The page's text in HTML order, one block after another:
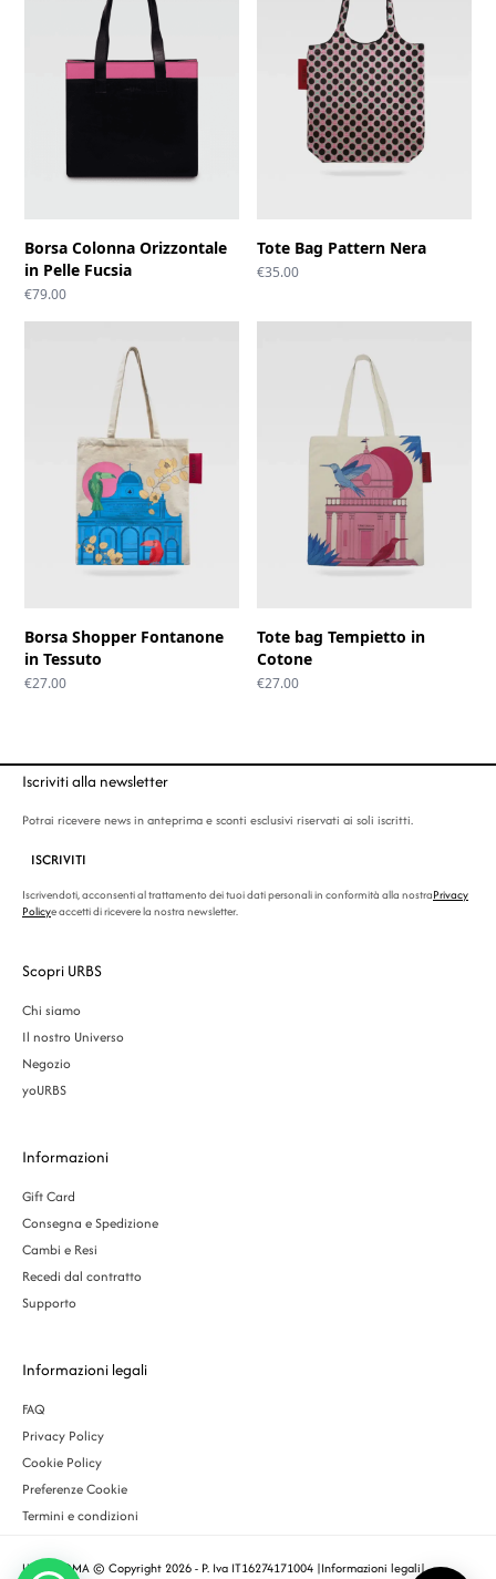
Borsa Colonna Orizzontale
in Pelle Fucsia
€79.00
Tote Bag Pattern Nera
€35.00
Borsa Shopper Fontanone
in Tessuto
€27.00
Tote bag Tempietto in
Cotone
€27.00
Iscriviti alla newsletter
Potrai ricevere news in anteprima e sconti esclusivi riservati ai soli iscritti.
ISCRIVITI
Iscrivendoti, acconsenti al trattamento dei tuoi dati personali in conformità alla nostraPrivacy
Policye accetti di ricevere la nostra newsletter.
Scopri URBS
Chi siamo
Il nostro Universo
Negozio
yoURBS
Informazioni
Gift Card
Consegna e Spedizione
Cambi e Resi
Recedi dal contratto
Supporto
Informazioni legali
FAQ
Privacy Policy
Cookie Policy
Preferenze Cookie
Termini e condizioni
URBS ROMA © Copyright 2026 - P. Iva IT16274171004 |Informazioni legali|